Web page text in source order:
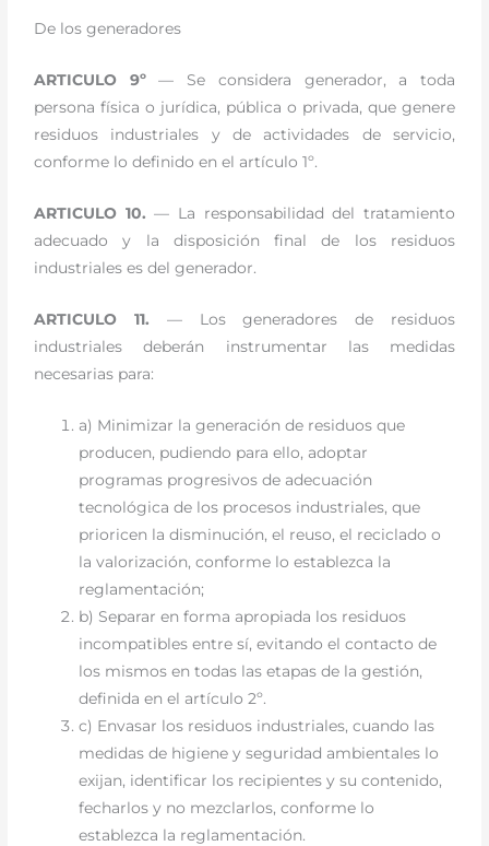
De los generadores
ARTICULO 9º— Se considera generador, a toda
persona física o jurídica, pública o privada, que genere
residuos industriales y de actividades de servicio,
conforme lo definido en el artículo 1º.
ARTICULO 10.— La responsabilidad del tratamiento
adecuado y la disposición final de los residuos
industriales es del generador.
ARTICULO 11. — Los generadores de residuos
industriales deberán instrumentar las medidas
necesarias para:
a) Minimizar la generación de residuos que
producen, pudiendo para ello, adoptar
programas progresivos de adecuación
tecnológica de los procesos industriales, que
prioricen la disminución, el reuso, el reciclado o
la valorización, conforme lo establezca la
reglamentación;
b) Separar en forma apropiada los residuos
incompatibles entre sí, evitando el contacto de
los mismos en todas las etapas de la gestión,
definida en el artículo 2º.
c) Envasar los residuos industriales, cuando las
medidas de higiene y seguridad ambientales lo
exijan, identificar los recipientes y su contenido,
fecharlos y no mezclarlos, conforme lo
establezca la reglamentación.